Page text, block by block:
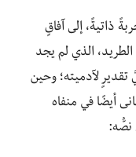
ذاتيةً، إلى آفاقٍ
الطريد، الذي لم يجد
لآدميته؛ وحين
أيضًا في منفاه
نصُّه: